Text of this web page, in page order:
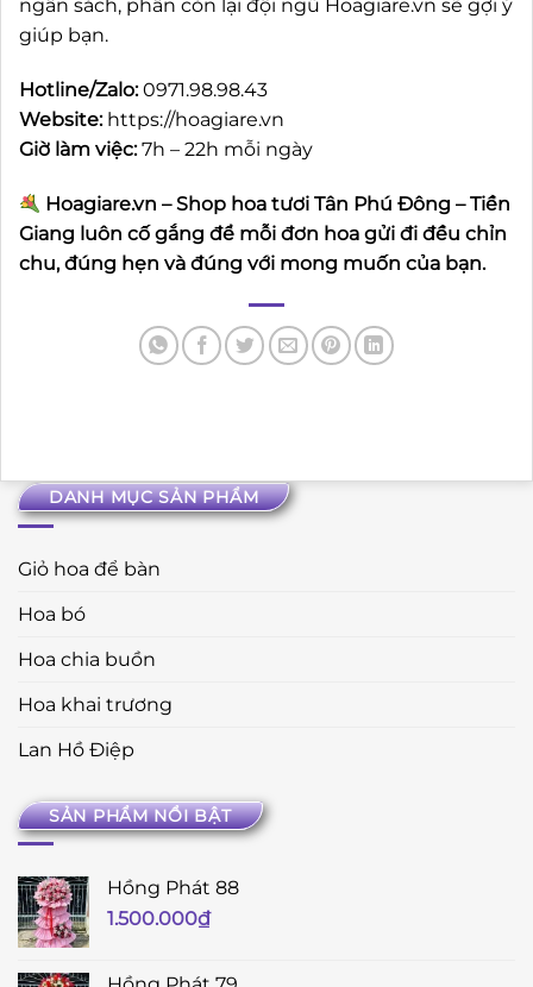
DANH MỤC SẢN PHẨM
Giỏ hoa để bàn
Hoa bó
Hoa chia buồn
Hoa khai trương
Lan Hồ Điệp
SẢN PHẨM NỔI BẬT
Hồng Phát 88
1.500.000₫
ngân sách, phần còn lại đội ngũ Hoagiare.vn sẽ gợi ý
giúp bạn.
Hotline/Zalo:0971.98.98.43
Website: https://hoagiare.vn
Giờ làm việc:7h – 22h mỗi ngày
Hoagiare.vn – Shop hoa tươi Tân Phú Đông – Tiền
Giang luôn cố gắng để mỗi đơn hoa gửi đi đều chỉn
chu, đúng hẹn và đúng với mong muốn của bạn.